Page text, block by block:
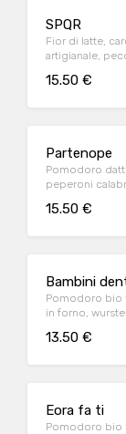
SPQR
Fior di latte,
artigianale,
15.50 €
Partenope
Pomodoro
peperoni
15.50 €
Bambini
Pomodoro bio
in forno, wurstel
13.50 €
Eora fa ti
Pomodoro bio